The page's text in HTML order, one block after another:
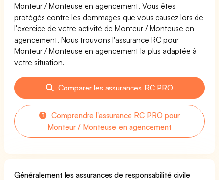
Monteur / Monteuse en agencement. Vous êtes
protégés contre les dommages que vous causez lors de
l'exercice de votre activité de Monteur / Monteuse en
agencement. Nous trouvons l'assurance RC pour
Monteur / Monteuse en agencement la plus adaptée à
votre situation.
Comparer les assurances RC PRO
Comprendre l'assurance RC PRO pour
Monteur / Monteuse en agencement
Généralement les assurances de responsabilité civile